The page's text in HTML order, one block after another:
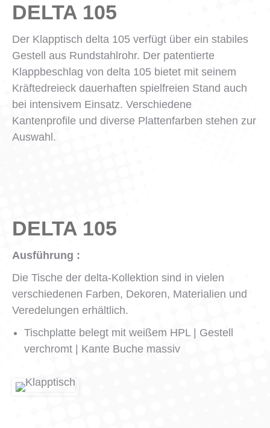
DELTA 105
Der Klapptisch delta 105 verfügt über ein stabiles
Gestell aus Rundstahlrohr. Der patentierte
Klappbeschlag von delta 105 bietet mit seinem
Kräftedreieck dauerhaften spielfreien Stand auch
bei intensivem Einsatz. Verschiedene
Kantenprofile und diverse Plattenfarben stehen zur
Auswahl.
DELTA 105
Ausführung :
Die Tische der delta-Kollektion sind in vielen
verschiedenen Farben, Dekoren, Materialien und
Veredelungen erhältlich.
Tischplatte belegt mit weißem HPL | Gestell
verchromt | Kante Buche massiv